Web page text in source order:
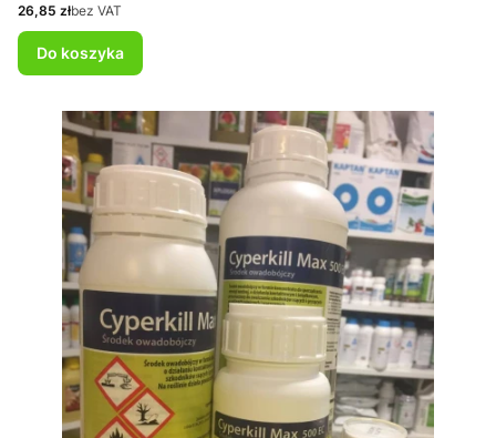
Cena
26,85 złbez VAT
Do koszyka